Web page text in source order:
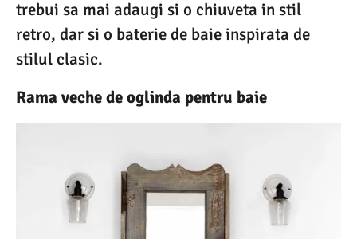
trebui sa mai adaugi si o chiuveta in stil
retro, dar si o baterie de baie inspirata de
stilul clasic.
Rama veche de oglinda pentru baie